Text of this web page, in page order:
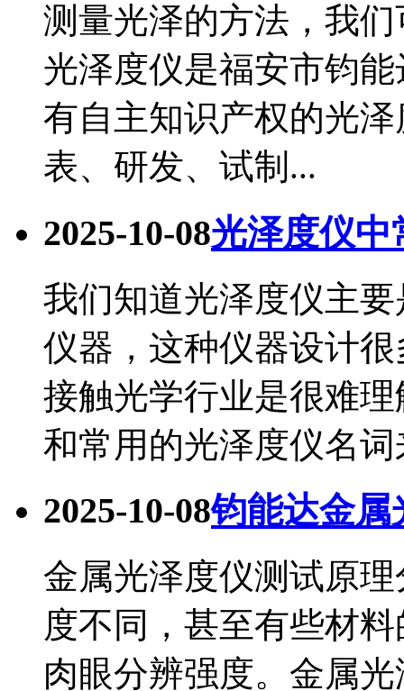
测量光泽的方法，我
光泽度仪是福安市钧
有自主知识产权的光
表、研发、试制...
2025-10-08光泽度仪中
我们知道光泽度仪主
仪器，这种仪器设计
接触光学行业是很难
和常用的光泽度仪名词
2025-10-08钧能达金属
金属光泽度仪测试原
度不同，甚至有些材
肉眼分辨强度。金属